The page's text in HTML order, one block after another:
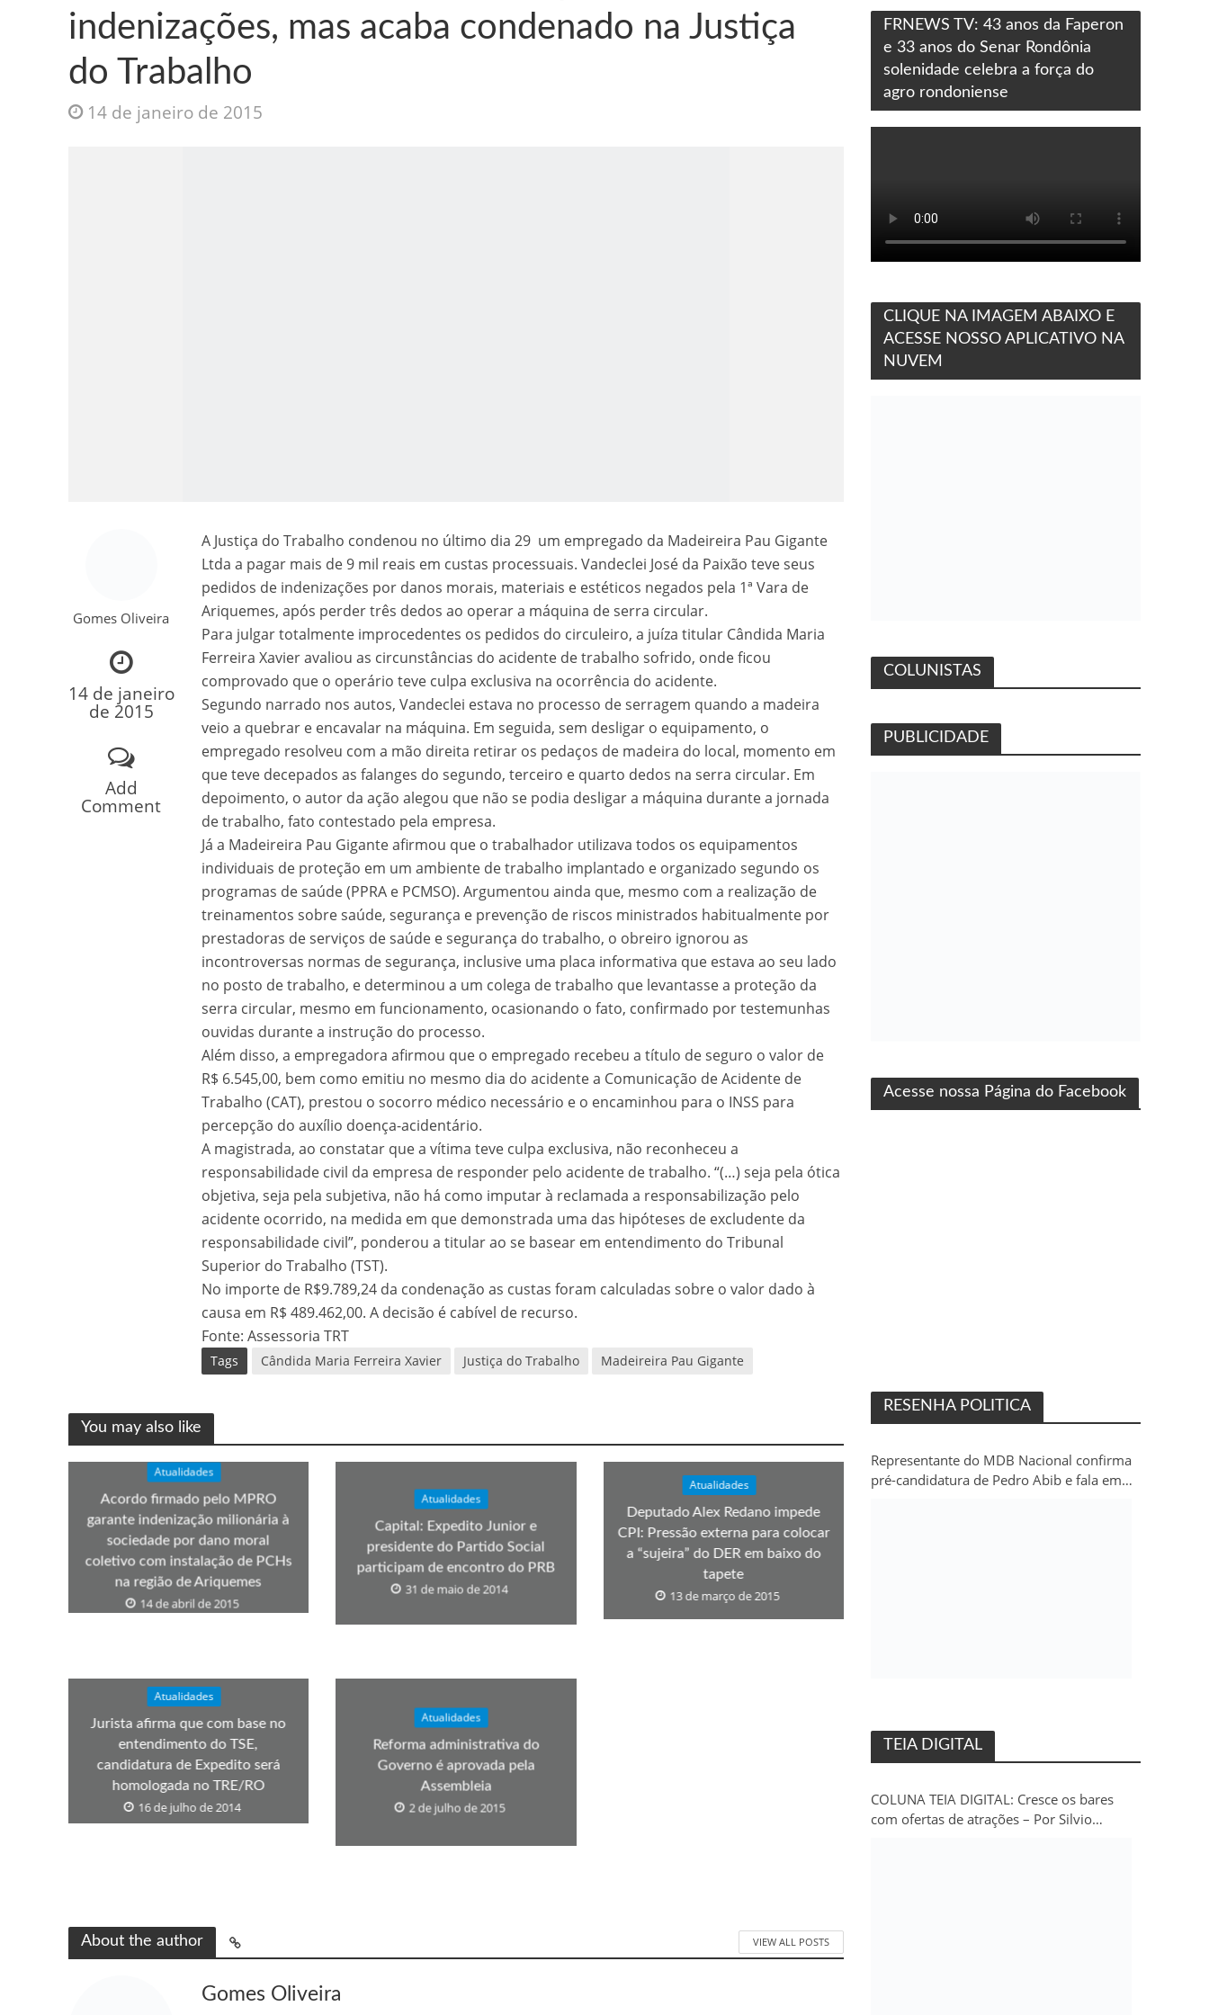
Como o Cachorrinho Kong ajudou o Imperador Dom Pedro I na Independência do Brasil
Os segredos não revelados do livro de apocalipse
FILME: Como um Monjolo salvou a vida de Flechinha, o bebe coelho – Vídeo em Português mais uma produção Folha Filmes
indenizações, mas acaba condenado na Justiça
do Trabalho
14 de janeiro de 2015
Gomes Oliveira
14 de janeiro
de 2015
Add
Comment
A Justiça do Trabalho condenou no último dia 29 um empregado da Madeireira Pau Gigante
Ltda a pagar mais de 9 mil reais em custas processuais. Vandeclei José da Paixão teve seus
pedidos de indenizações por danos morais, materiais e estéticos negados pela 1ª Vara de
Ariquemes, após perder três dedos ao operar a máquina de serra circular.
Para julgar totalmente improcedentes os pedidos do circuleiro, a juíza titular Cândida Maria
Ferreira Xavier avaliou as circunstâncias do acidente de trabalho sofrido, onde ficou
comprovado que o operário teve culpa exclusiva na ocorrência do acidente.
Segundo narrado nos autos, Vandeclei estava no processo de serragem quando a madeira
veio a quebrar e encavalar na máquina. Em seguida, sem desligar o equipamento, o
empregado resolveu com a mão direita retirar os pedaços de madeira do local, momento em
que teve decepados as falanges do segundo, terceiro e quarto dedos na serra circular. Em
depoimento, o autor da ação alegou que não se podia desligar a máquina durante a jornada
de trabalho, fato contestado pela empresa.
Já a Madeireira Pau Gigante afirmou que o trabalhador utilizava todos os equipamentos
individuais de proteção em um ambiente de trabalho implantado e organizado segundo os
programas de saúde (PPRA e PCMSO). Argumentou ainda que, mesmo com a realização de
treinamentos sobre saúde, segurança e prevenção de riscos ministrados habitualmente por
prestadoras de serviços de saúde e segurança do trabalho, o obreiro ignorou as
incontroversas normas de segurança, inclusive uma placa informativa que estava ao seu lado
no posto de trabalho, e determinou a um colega de trabalho que levantasse a proteção da
serra circular, mesmo em funcionamento, ocasionando o fato, confirmado por testemunhas
ouvidas durante a instrução do processo.
Além disso, a empregadora afirmou que o empregado recebeu a título de seguro o valor de
R$ 6.545,00, bem como emitiu no mesmo dia do acidente a Comunicação de Acidente de
Trabalho (CAT), prestou o socorro médico necessário e o encaminhou para o INSS para
percepção do auxílio doença-acidentário.
A magistrada, ao constatar que a vítima teve culpa exclusiva, não reconheceu a
responsabilidade civil da empresa de responder pelo acidente de trabalho. “(…) seja pela ótica
objetiva, seja pela subjetiva, não há como imputar à reclamada a responsabilização pelo
acidente ocorrido, na medida em que demonstrada uma das hipóteses de excludente da
responsabilidade civil”, ponderou a titular ao se basear em entendimento do Tribunal
Superior do Trabalho (TST).
No importe de R$9.789,24 da condenação as custas foram calculadas sobre o valor dado à
causa em R$ 489.462,00. A decisão é cabível de recurso.
Fonte: Assessoria TRT
Tags Cândida Maria Ferreira Xavier Justiça do Trabalho Madeireira Pau Gigante
You may also like
Atualidades
Acordo firmado pelo MPRO
garante indenização milionária à
sociedade por dano moral
coletivo com instalação de PCHs
na região de Ariquemes
14 de abril de 2015
Atualidades
Capital: Expedito Junior e
presidente do Partido Social
participam de encontro do PRB
31 de maio de 2014
Atualidades
Deputado Alex Redano impede
CPI: Pressão externa para colocar
a “sujeira” do DER em baixo do
tapete
13 de março de 2015
Atualidades
Jurista afirma que com base no
entendimento do TSE,
candidatura de Expedito será
homologada no TRE/RO
16 de julho de 2014
Atualidades
Reforma administrativa do
Governo é aprovada pela
Assembleia
2 de julho de 2015
About the author VIEW ALL POSTS
Gomes Oliveira
FRNEWS TV: 43 anos da Faperon
e 33 anos do Senar Rondônia
solenidade celebra a força do
agro rondoniense
CLIQUE NA IMAGEM ABAIXO E
ACESSE NOSSO APLICATIVO NA
NUVEM
COLUNISTAS
PUBLICIDADE
Acesse nossa Página do Facebook
RESENHA POLITICA
Representante do MDB Nacional confirma
pré-candidatura de Pedro Abib e fala em
TEIA DIGITAL
COLUNA TEIA DIGITAL: Cresce os bares
com ofertas de atrações – Por Silvio